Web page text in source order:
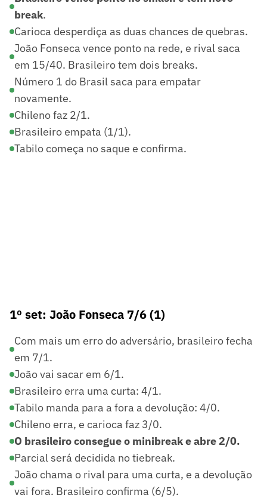
break.
Carioca desperdiça as duas chances de quebras.
João Fonseca vence ponto na rede, e rival saca
em 15/40. Brasileiro tem dois breaks.
Número 1 do Brasil saca para empatar
novamente.
Chileno faz 2/1.
Brasileiro empata (1/1).
Tabilo começa no saque e confirma.
1º set: João Fonseca 7/6 (1)
Com mais um erro do adversário, brasileiro fecha
em 7/1.
João vai sacar em 6/1.
Brasileiro erra uma curta: 4/1.
Tabilo manda para a fora a devolução: 4/0.
Chileno erra, e carioca faz 3/0.
O brasileiro consegue o minibreak e abre 2/0.
Parcial será decidida no tiebreak.
João chama o rival para uma curta, e a devolução
vai fora. Brasileiro confirma (6/5).